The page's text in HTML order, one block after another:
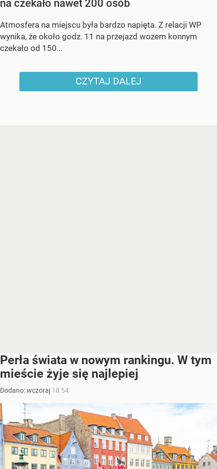
na czekało nawet 200 osób
Atmosfera na miejscu była bardzo napięta. Z relacji WP
wynika, że około godz. 11 na przejazd wozem konnym
czekało od 150...
CZYTAJ DALEJ
Perła świata w nowym rankingu. W tym
mieście żyje się najlepiej
Dodano:wczoraj 18:54